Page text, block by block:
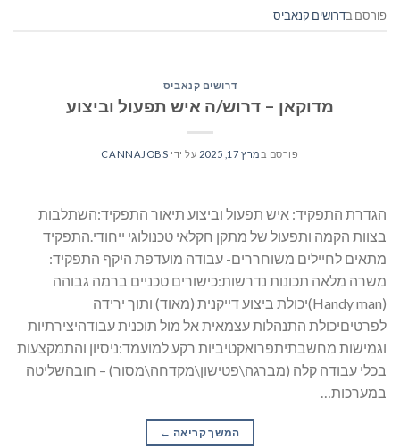
פורסם בדרושים קנאביס
דרושים קנאביס
מדוקאן – דרוש/ה איש תפעול וביצוע
פורסם במרץ 17, 2025 על ידי CANNAJOBS
הגדרת התפקיד: איש תפעול וביצוע תיאור התפקיד:השתלבות
בצוות הקמה ותפעול של מתקן חקלאי טכנולוגי ייחודי.התפקיד
מתאים לחיילים משוחררים- עבודה מועדפת היקף התפקיד:
משרה מלאה תכונות נדרשות:כישורים טכניים ברמה גבוהה
(Handy man)יכולת ביצוע דייקנית (מאוד) ותוך ירידה
לפרטיםיכולת התנהלות עצמאית אל מול תוכנית עבודהיצירתיות
וגמישות מחשבתיתפרואקטיביות רקע למועמד:ניסיון והתמקצעות
בכלי עבודה קלה (מברגה\פטישון\מקדחה\מסור) – חובהשליטה
במערכות…
המשך קריאה →